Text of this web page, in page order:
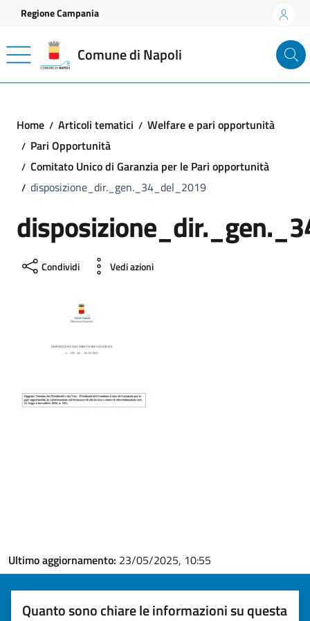
Vai ai contenuti
Vai al footer
Regione Campania
Comune di Napoli
Home Articoli tematici
Welfare e pari opportunità
Pari Opportunità
Comitato Unico di Garanzia per le Pari opportunità
disposizione_dir._gen._34_del_2019
Condividi Vedi azioni
Ultimo aggiornamento: 23/05/2025, 10:55
Quanto sono chiare le informazioni su questa